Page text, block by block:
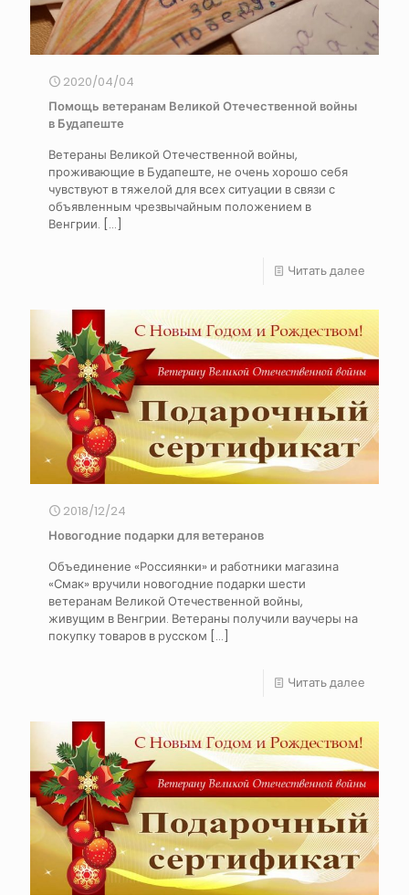
2020/04/04
Помощь ветеранам Великой Отечественной войны
в Будапеште
Ветераны Великой Отечественной войны,
проживающие в Будапеште, не очень хорошо себя
чувствуют в тяжелой для всех ситуации в связи с
объявленным чрезвычайным положением в
Венгрии. […]
Читать далее
2018/12/24
Новогодние подарки для ветеранов
Объединение «Россиянки» и работники магазина
«Смак» вручили новогодние подарки шести
ветеранам Великой Отечественной войны,
живущим в Венгрии. Ветераны получили ваучеры на
покупку товаров в русском […]
Читать далее